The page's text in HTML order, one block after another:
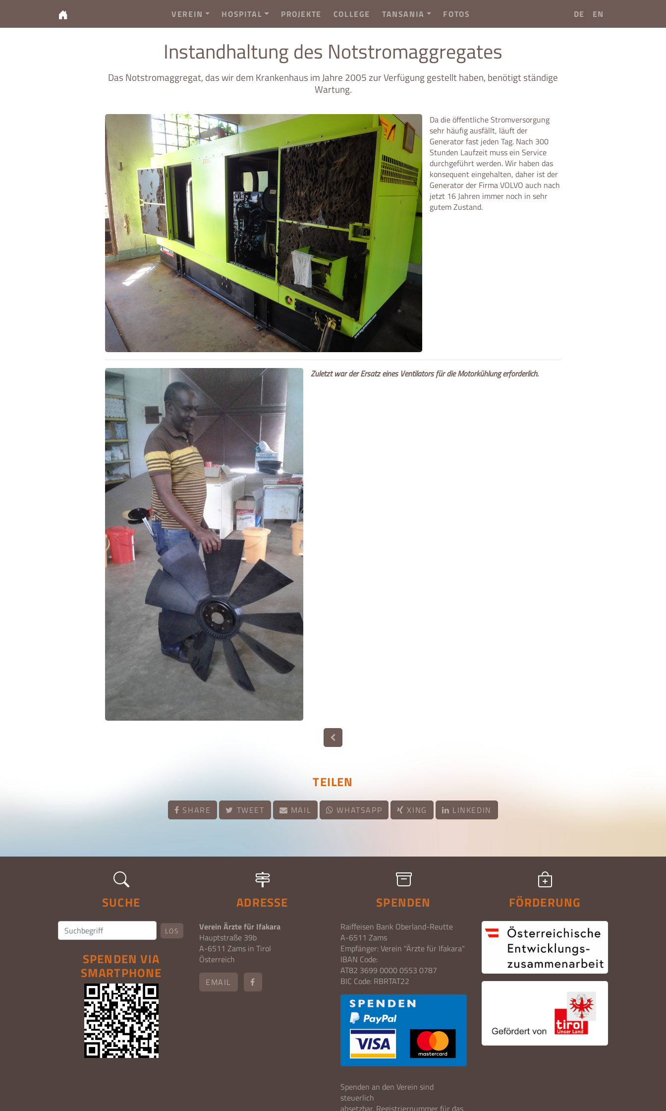
VEREIN HOSPITAL PROJEKTE COLLEGE TANSANIA FOTOS DE EN
Instandhaltung des Notstromaggregates
Das Notstromaggregat, das wir dem Krankenhaus im Jahre 2005 zur Verfügung gestellt haben, benötigt ständige
Wartung.
Da die öffentliche Stromversorgung
sehr häufig ausfällt, läuft der
Generator fast jeden Tag. Nach 300
Stunden Laufzeit muss ein Service
durchgeführt werden. Wir haben das
konsequent eingehalten, daher ist der
Generator der Firma VOLVO auch nach
jetzt 16 Jahren immer noch in sehr
gutem Zustand.
Zuletzt war der Ersatz eines Ventilators für die Motorkühlung erforderlich.
TEILEN
SHARE TWEET MAIL WHATSAPP XING LINKEDIN
SUCHE
LOS
SPENDEN VIA
SMARTPHONE
ADRESSE
Verein Ärzte für Ifakara
Hauptstraße 39b
A-6511 Zams in Tirol
Österreich
EMAIL
SPENDEN
Raiffeisen Bank Oberland-Reutte
A-6511 Zams
Empfänger: Verein "Ärzte für Ifakara"
IBAN Code:
AT82 3699 0000 0553 0787
BIC Code: RBRTAT22
Spenden an den Verein sind
steuerlich
absetzbar. Registriernummer für das
FÖRDERUNG